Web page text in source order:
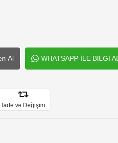
Al WHATSAPP İLE BİLGİ AL
İade ve Değişim